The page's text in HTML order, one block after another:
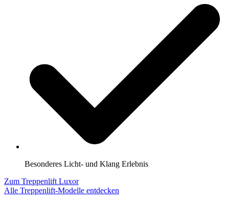
Besonderes Licht- und Klang Erlebnis
Zum Treppenlift Luxor
Alle Treppenlift-Modelle entdecken